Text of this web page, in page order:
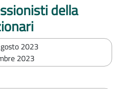
della
2023
2023